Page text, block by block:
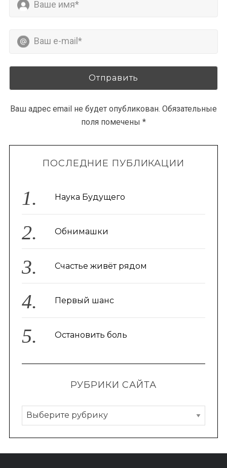
Ваш адрес email не будет опубликован. Обязательные
поля помечены *
ПОСЛЕДНИЕ ПУБЛИКАЦИИ
Наука Будущего
Обнимашки
Счастье живёт рядом
Первый шанс
Остановить боль
РУБРИКИ САЙТА
Р
у
б
р